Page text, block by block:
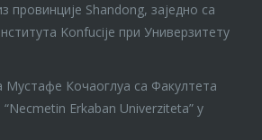
провинције Shandong, заједно са
Konfucije при Универзитету
Мустафе Кочаоглуа са Факултета
Erkaban Univerziteta” у